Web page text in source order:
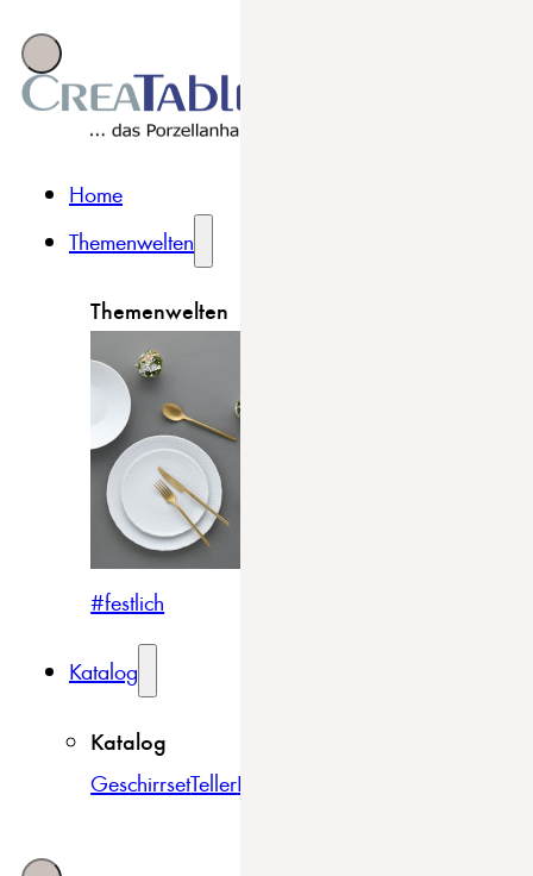
Home
Themenwelten
Themenwelten
#festlich
Katalog
Katalog
GeschirrsetTellerBowls & Schüsseln